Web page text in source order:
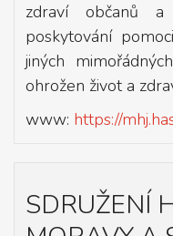
zdraví občanů
poskytování
jiných
ohrožen život a
www: https://
SDRUŽENÍ